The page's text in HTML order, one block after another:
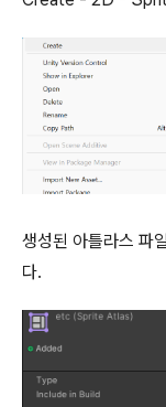
생성된 아틀라스 파
다.